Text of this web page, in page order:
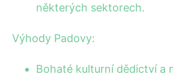
některých sektorech.
Výhody Padovy:
Bohaté kulturní dědictví a